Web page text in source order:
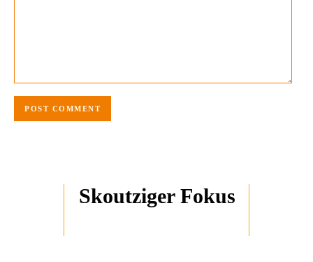
Skoutziger Fokus